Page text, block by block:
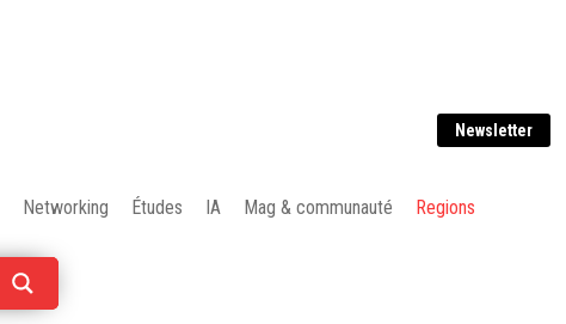
Newsletter
Networking Études IA Mag & communauté Regions